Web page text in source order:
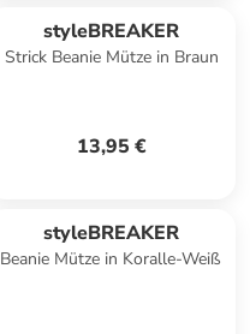
styleBREAKER
Strick Beanie Mütze in Braun
13,95 €
styleBREAKER
Beanie Mütze in Koralle-Weiß